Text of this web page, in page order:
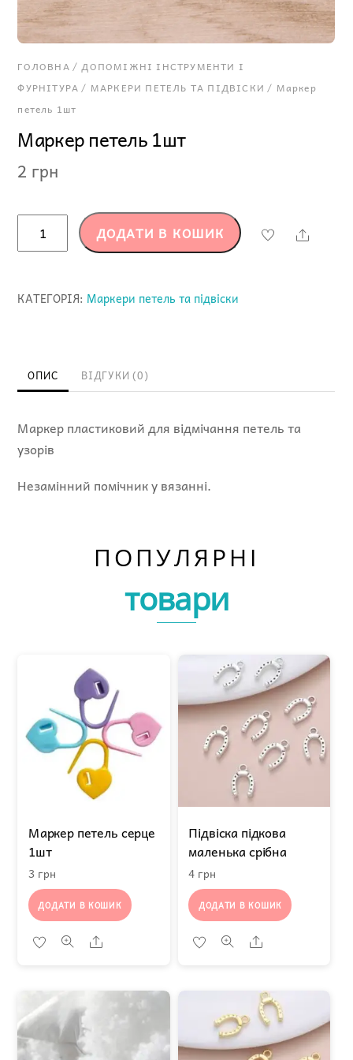
ГОЛОВНА/ДОПОМІЖНІ ІНСТРУМЕНТИ І
ФУРНІТУРА / МАРКЕРИ ПЕТЕЛЬ ТА ПІДВІСКИ / Маркер
петель 1шт
Маркер петель 1шт
2 грн
петель
ДОДАТИ В КОШИК Share
КАТЕГОРІЯ: Маркери петель та підвіски
ОПИС ВІДГУКИ (0)
Маркер пластиковий для відмічання петель та
узорів
Незамінний помічник у вязанні.
ПОПУЛЯРНІ
товари
Маркер петель серце
1шт
3 грн
ДОДАТИ В КОШИК
Share
Підвіска підкова
маленька срібна
4 грн
ДОДАТИ В КОШИК
Share